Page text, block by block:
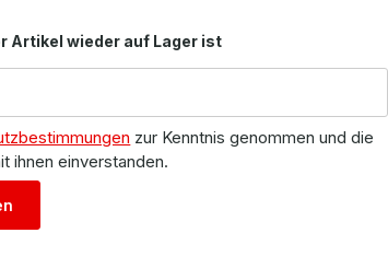
Artikel wieder auf Lager ist
zur Kenntnis genommen und die
ihnen einverstanden.